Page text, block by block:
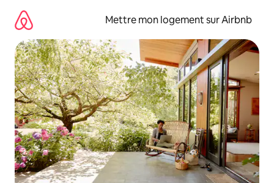
directement
contenu
Mettre mon logement sur Airbnb